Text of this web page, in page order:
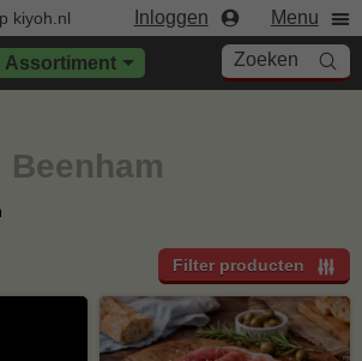
kiyoh.nl Inloggen Menu
Assortiment Zoeken
Beenham
Filter producten